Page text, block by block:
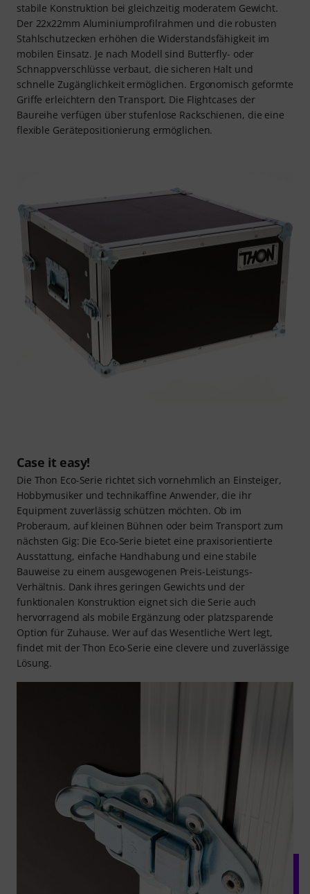
stabile Konstruktion bei gleichzeitig moderatem Gewicht.
Der 22x22mm Aluminiumprofilrahmen und die robusten
Stahlschutzecken erhöhen die Widerstandsfähigkeit im
mobilen Einsatz. Je nach Modell sind Butterfly- oder
Schnappverschlüsse verbaut, die sicheren Halt und
schnelle Zugänglichkeit ermöglichen. Ergonomisch geformte
Griffe erleichtern den Transport. Die Flightcases der
Baureihe verfügen über stufenlose Rackschienen, die eine
flexible Gerätepositionierung ermöglichen.
Case it easy!
Die Thon Eco-Serie richtet sich vornehmlich an Einsteiger,
Hobbymusiker und technikaffine Anwender, die ihr
Equipment zuverlässig schützen möchten. Ob im
Proberaum, auf kleinen Bühnen oder beim Transport zum
nächsten Gig: Die Eco-Serie bietet eine praxisorientierte
Ausstattung, einfache Handhabung und eine stabile
Bauweise zu einem ausgewogenen Preis-Leistungs-
Verhältnis. Dank ihres geringen Gewichts und der
funktionalen Konstruktion eignet sich die Serie auch
hervorragend als mobile Ergänzung oder platzsparende
Option für Zuhause. Wer auf das Wesentliche Wert legt,
findet mit der Thon Eco-Serie eine clevere und zuverlässige
Lösung.